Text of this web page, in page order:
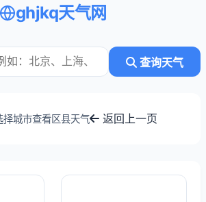
ghjkq天气网
查询天气
择城市查看区县天气 返回上一页